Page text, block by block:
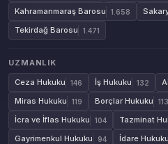
Kahramanmaraş Barosu 1.658
Tekirdağ Barosu 1.471
UZMANLIK
Ceza Hukuku
146 İş Hukuku 132
Miras Hukuku 119 Borçlar Hukuku 113
İcra ve İflas Hukuku 104 Tazminat
Gayrimenkul Hukuku 94 İdare Hukuku